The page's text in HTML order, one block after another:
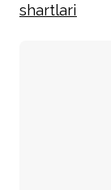
shartlari